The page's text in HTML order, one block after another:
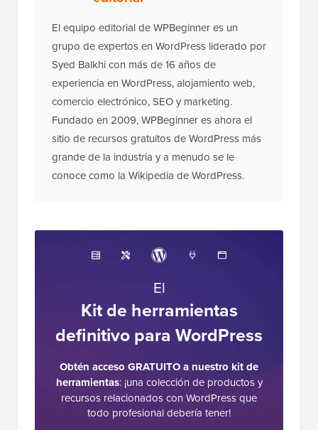
El equipo editorial de WPBeginner es un
grupo de expertos en WordPress liderado por
Syed Balkhi con más de 16 años de
experiencia en WordPress, alojamiento web,
comercio electrónico, SEO y marketing.
Fundado en 2009, WPBeginner es ahora el
sitio de recursos gratuitos de WordPress más
grande de la industria y a menudo se le
conoce como la Wikipedia de WordPress.
El
Kit de herramientas
definitivo para WordPress
Obtén acceso GRATUITO a nuestro kit de
herramientas: ¡una colección de productos y
recursos relacionados con WordPress que
todo profesional debería tener!